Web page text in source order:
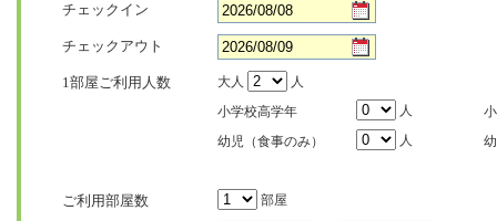
チェックイン
チェックアウト
1部屋ご利用人数 大人
人
小学校高学年
人
幼児（食事のみ）
人
ご利用部屋数 部屋